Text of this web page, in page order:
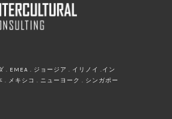
. EMEA . ジョージア . イリノイ .イン
. メキシコ . ニューヨーク . シンガポー